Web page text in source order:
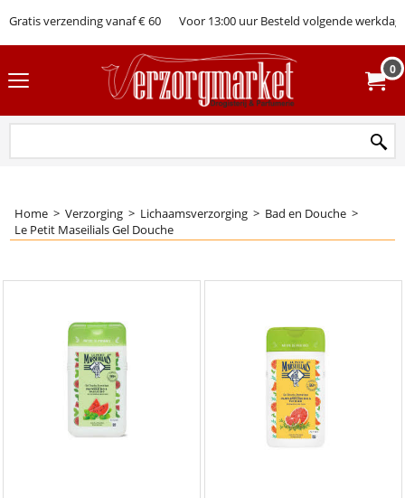
Gratis verzending vanaf € 60 Voor 13:00 uur Besteld volgende werkdag
0
Home > Verzorging > Lichaamsverzorging > Bad en Douche >
Le Petit Maseilials Gel Douche